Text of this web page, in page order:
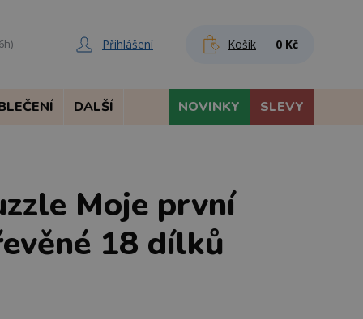
Přihlášení Košík 0 Kč
DALŠÍ NOVINKY SLEVY
Moje první
18 dílků